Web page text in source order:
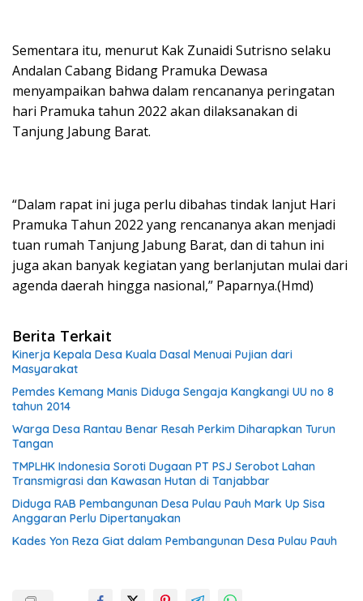
Sementara itu, menurut Kak Zunaidi Sutrisno selaku
Andalan Cabang Bidang Pramuka Dewasa
menyampaikan bahwa dalam rencananya peringatan
hari Pramuka tahun 2022 akan dilaksanakan di
Tanjung Jabung Barat.
“Dalam rapat ini juga perlu dibahas tindak lanjut Hari
Pramuka Tahun 2022 yang rencananya akan menjadi
tuan rumah Tanjung Jabung Barat, dan di tahun ini
juga akan banyak kegiatan yang berlanjutan mulai dari
agenda daerah hingga nasional,” Paparnya.(Hmd)
Berita Terkait
Kinerja Kepala Desa Kuala Dasal Menuai Pujian dari
Masyarakat
Pemdes Kemang Manis Diduga Sengaja Kangkangi UU no 8
tahun 2014
Warga Desa Rantau Benar Resah Perkim Diharapkan Turun
Tangan
TMPLHK Indonesia Soroti Dugaan PT PSJ Serobot Lahan
Transmigrasi dan Kawasan Hutan di Tanjabbar
Diduga RAB Pembangunan Desa Pulau Pauh Mark Up Sisa
Anggaran Perlu Dipertanyakan
Kades Yon Reza Giat dalam Pembangunan Desa Pulau Pauh